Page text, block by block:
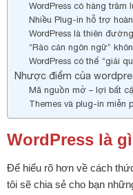
WordPress có hàng trăm
Nhiều Plug-in hỗ trợ
WordPress là thiên
“Rào cản ngôn ngữ”
WordPress có thể “giải
Nhược điểm của
Mã nguồn mở – lợi bất
Themes và plug-in miễn
WordPress là
Để hiểu rõ hơn về cách
tôi sẽ chia sẻ cho bạn